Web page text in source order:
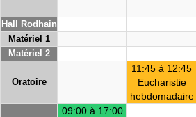
Hall Rodhain
Matériel 1
Matériel 2
Oratoire
11:45 à 12:45
Eucharistie
hebdomadaire
09:00 à 17:00